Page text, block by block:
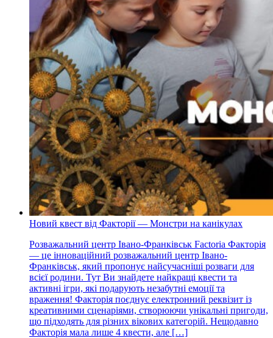
Новий квест від Факторії — Монстри на канікулах
Розважальний центр Івано-Франківськ Factoria Факторія
— це інноваційний розважальний центр Івано-
Франківськ, який пропонує найсучасніші розваги для
всієї родини. Тут Ви знайдете найкращі квести та
активні ігри, які подарують незабутні емоції та
враження! Факторія поєднує електронний реквізит із
креативними сценаріями, створюючи унікальні пригоди,
що підходять для різних вікових категорій. Нещодавно
Факторія мала лише 4 квести, але […]